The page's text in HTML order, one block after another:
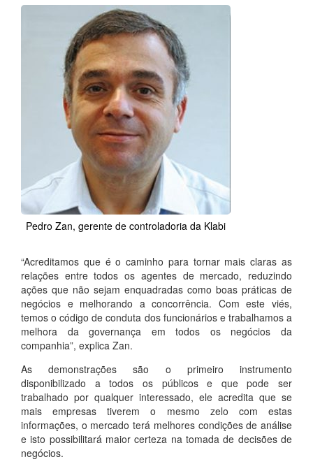
Pedro Zan, gerente de controladoria da Klabi
“Acreditamos que é o caminho para tornar mais claras as
relações entre todos os agentes de mercado, reduzindo
ações que não sejam enquadradas como boas práticas de
negócios e melhorando a concorrência. Com este viés,
temos o código de conduta dos funcionários e trabalhamos a
melhora da governança em todos os negócios da
companhia”, explica Zan.
As demonstrações são o primeiro instrumento
disponibilizado a todos os públicos e que pode ser
trabalhado por qualquer interessado, ele acredita que se
mais empresas tiverem o mesmo zelo com estas
informações, o mercado terá melhores condições de análise
e isto possibilitará maior certeza na tomada de decisões de
negócios.